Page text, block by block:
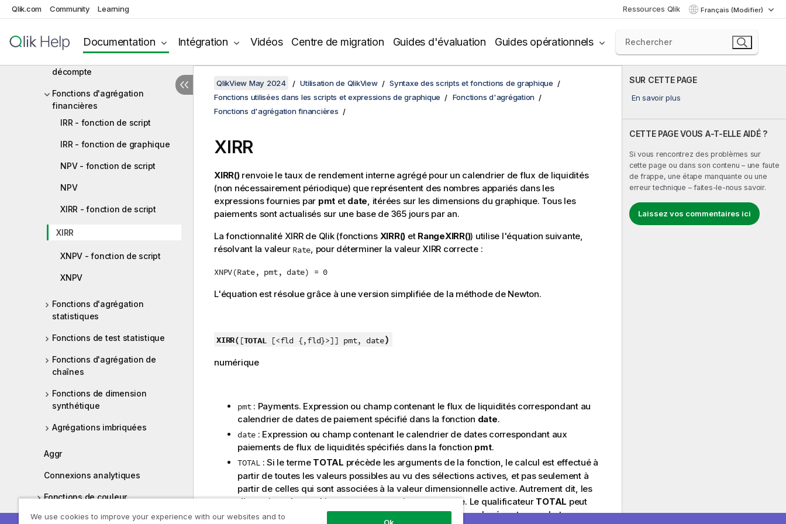
Qlik.com Community Learning Ressources Qlik Français (Modifier)
Documentation Intégration Vidéos Centre de migration Guides d'évaluation Guides opérationnels
Fonctions d'agrégation
Fonctions d'agrégation de base
décompte
Fonctions d'agrégation
financières
IRR - fonction de script
IRR - fonction de graphique
NPV - fonction de script
NPV
XIRR - fonction de script
XIRR
XNPV - fonction de script
XNPV
Fonctions d'agrégation
statistiques
Fonctions de test statistique
Fonctions d'agrégation de
chaînes
Fonctions de dimension
synthétique
Agrégations imbriquées
Aggr
Connexions analytiques
Fonctions de couleur
Fonctions conditionnelles
SUR CETTE PAGE
En savoir plus
CETTE PAGE VOUS A-T-ELLE AIDÉ ?
Si vous rencontrez des problèmes sur
cette page ou dans son contenu – une faute
de frappe, une étape manquante ou une
erreur technique – faites-le-nous savoir.
Laissez vos commentaires ici
QlikView May 2024 Utilisation de QlikView
Syntaxe des scripts et fonctions de graphique
Fonctions utilisées dans les scripts et expressions de graphique
Fonctions d'agrégation
Fonctions d'agrégation financières
XIRR
XIRR()renvoie le taux de rendement interne agrégé pour un calendrier de flux de liquidités
(non nécessairement périodique) que représentent des nombres appariés dans les
expressions fournies par pmt et date, itérées sur les dimensions du graphique. Tous les
paiements sont actualisés sur une base de 365 jours par an.
La fonctionnalité XIRR de Qlik(fonctions XIRR() et RangeXIRR()) utilise l'équation suivante,
résolvant la valeur Rate, pour déterminer la valeur XIRR correcte :
XNPV(Rate, pmt, date) = 0
L'équation est résolue grâce à une version simplifiée de la méthode de Newton.
XIRR( [TOTAL [<fld {,fld}>]] pmt, date)
numérique
pmt: Payments. Expression ou champ contenant le flux de liquidités correspondant au
calendrier de dates de paiement spécifié dans la fonction date.
date : Expression ou champ contenant le calendrier de dates correspondant aux
paiements de flux de liquidités spécifiés dans la fonction pmt.
TOTAL: Si le terme TOTAL précède les arguments de la fonction, le calcul est effectué à
partir de toutes les valeurs possibles au vu des sélections actives, et pas seulement à
partir de celles qui sont associées à la valeur dimensionnelle active. Autrement dit, les
dimensions du graphique ne sont pas prises en compte. Le qualificateur TOTAL peut
être suivi d'une liste d'un ou de plusieurs noms de champ placés entre crochets
We use cookies to improve your experience with our websites and to